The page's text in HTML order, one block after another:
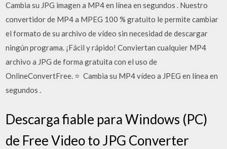
Cambia su JPG imagen a MP4 en línea en segundos ️. Nuestro
convertidor de MP4 a MPEG 100 % gratuito le permite cambiar
el formato de su archivo de vídeo sin necesidad de descargar
ningún programa. ¡Fácil y rápido! Conviertan cualquier MP4
archivo a JPG de forma gratuita con el uso de
OnlineConvertFree. ⭐ ️ Cambia su MP4 vídeo a JPEG en línea en
segundos ️.
Descarga fiable para Windows (PC)
de Free Video to JPG Converter